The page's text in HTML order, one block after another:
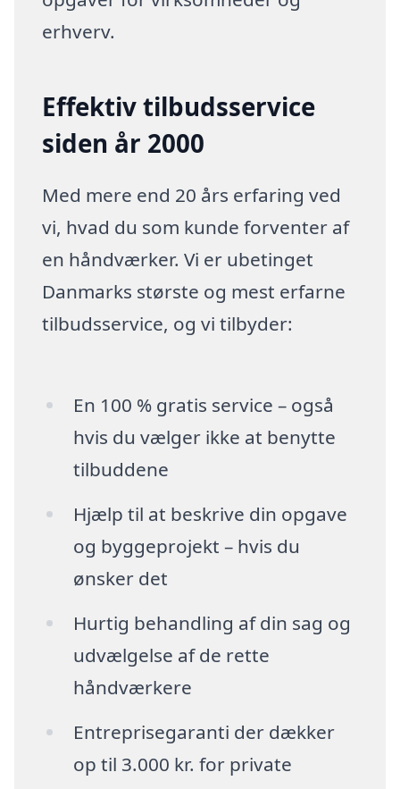
erhverv.
Effektiv tilbudsservice
siden år 2000
Med mere end 20 års erfaring ved
vi, hvad du som kunde forventer af
en håndværker. Vi er ubetinget
Danmarks største og mest erfarne
tilbudsservice, og vi tilbyder:
En 100 % gratis service – også
hvis du vælger ikke at benytte
tilbuddene
Hjælp til at beskrive din opgave
og byggeprojekt – hvis du
ønsker det
Hurtig behandling af din sag og
udvælgelse af de rette
håndværkere
Entreprisegaranti der dækker
op til 3.000 kr. for private